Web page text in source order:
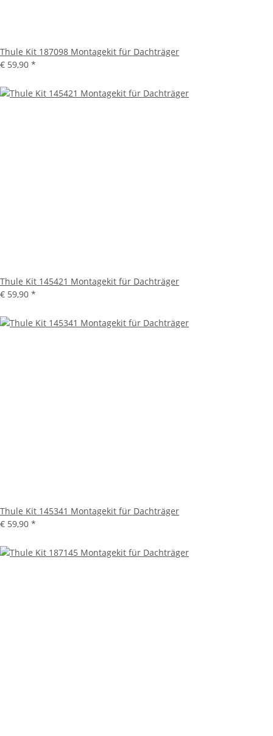
Thule Kit 187098 Montagekit für Dachträger
€ 59,90 *
Thule Kit 145421 Montagekit für Dachträger
€ 59,90 *
Thule Kit 145341 Montagekit für Dachträger
€ 59,90 *